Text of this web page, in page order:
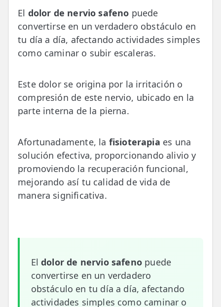
💆‍♀️ Tratamientos
😓 Síntomas
📅 Pedir Cita
🏢 Empresas
UBICACIONES
📍 Barrio del Pilar
📍 Chamberí - Centro
📍 Barrio Salamanca
TIENDA
🛍️ Tienda Bonos
El dolor de nervio safeno puede
convertirse en un verdadero obstáculo en
tu día a día, afectando actividades simples
como caminar o subir escaleras.
Este dolor se origina por la irritación o
compresión de este nervio, ubicado en la
parte interna de la pierna.
Afortunadamente, la fisioterapia es una
solución efectiva, proporcionando alivio y
promoviendo la recuperación funcional,
mejorando así tu calidad de vida de
manera significativa.
Eldolor de nervio safeno puede
convertirse en un verdadero
obstáculo en tu día a día, afectando
actividades simples como caminar o